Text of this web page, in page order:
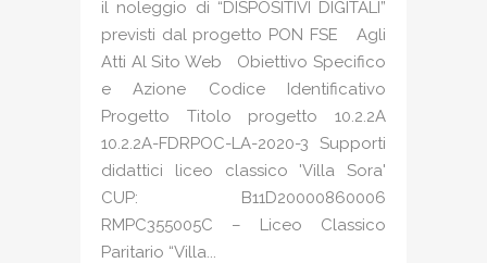
il noleggio di “DISPOSITIVI DIGITALI”
previsti dal progetto PON FSE Agli
Atti Al Sito Web Obiettivo Specifico
e Azione Codice Identificativo
Progetto Titolo progetto 10.2.2A
10.2.2A-FDRPOC-LA-2020-3 Supporti
didattici liceo classico 'Villa Sora'
CUP: B11D20000860006
RMPC355005C – Liceo Classico
Paritario “Villa...